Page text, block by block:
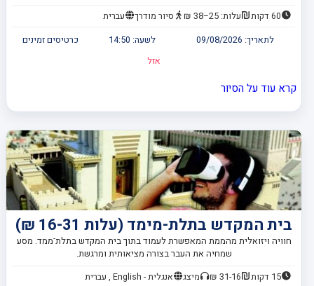
60 דקות עלות: 25–38 ₪ סיור מודרך
עברית
לתאריך: 09/08/2026 לשעה: 14:50
כרטיסים זמינים
אזל
קרא עוד על הסיור
בית המקדש בתלת-מימד (עלות 16-31 ₪)
חוויה ויזואלית מהממת המאפשרת לעמוד בתוך בית המקדש בתלת־ממד. מסע
שמחיה את העבר בצורה מציאותית ומרגשת.
15 דקות 31-16 ₪ מיצג
אנגלית - English , עברית